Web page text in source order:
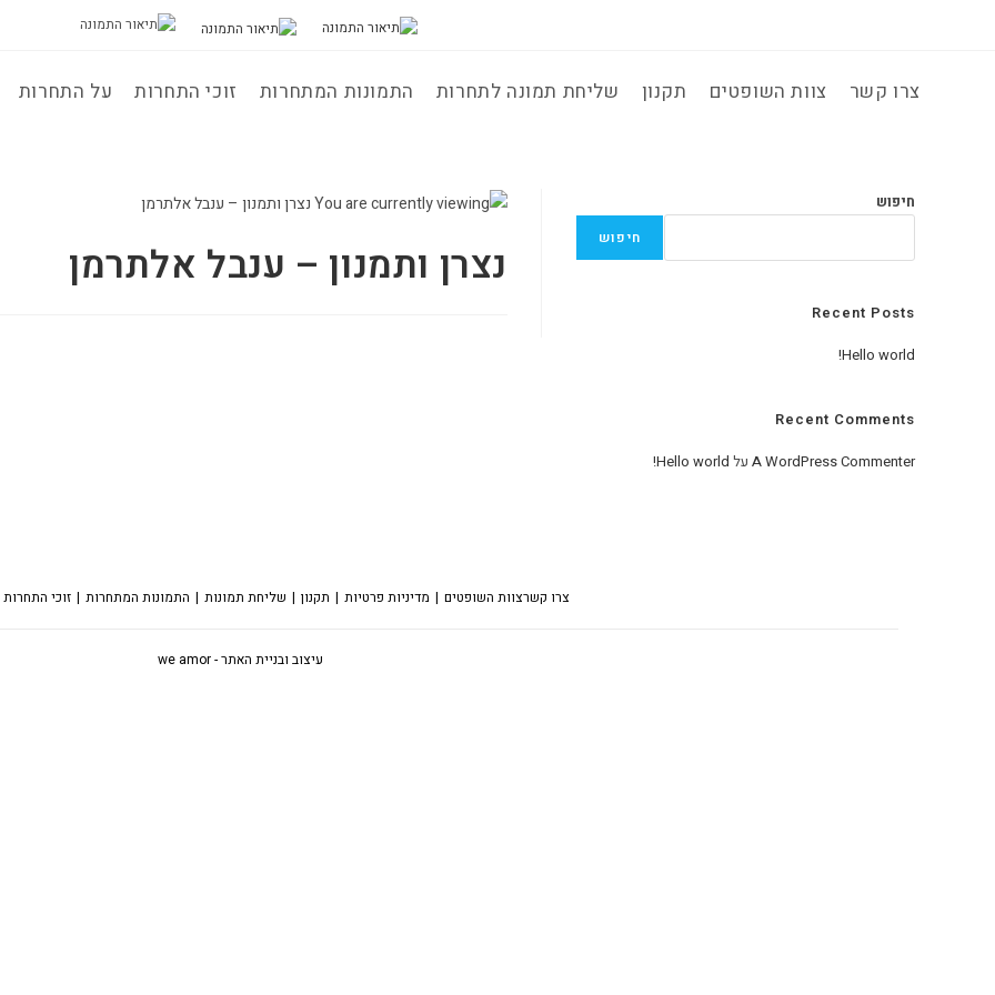
על התחרות זוכי התחרות התמונות המתחרות שליחת תמונה לתחרות תקנון צוות השופטים צרו קשר
נצרן ותמנון – ענבל אלתרמן
חיפוש
חיפוש
Recent Posts
Hello world!
Recent Comments
A WordPress Commenter על Hello world!
זוכי התחרות התמונות המתחרות שליחת תמונות תקנון מדיניות פרטיות צוות השופטיםצרו קשר
עיצוב ובניית האתר - we amor